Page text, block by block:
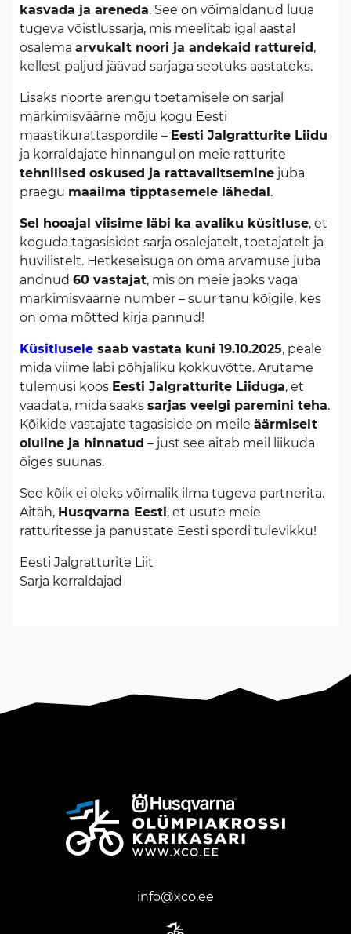
kasvada ja areneda. See on võimaldanud luua
tugeva võistlussarja, mis meelitab igal aastal
osalema arvukalt noori ja andekaid rattureid ,
kellest paljud jäävad sarjaga seotuks aastateks.
Lisaks noorte arengu toetamisele on sarjal
märkimisväärne mõju kogu Eesti
maastikurattaspordile – Eesti Jalgratturite Liidu
ja korraldajate hinnangul on meie ratturite
tehnilised oskused ja rattavalitsemine juba
praegu maailma tipptasemele lähedal .
Sel hooajal viisime läbi ka avaliku küsitluse, et
koguda tagasisidet sarja osalejatelt, toetajatelt ja
huvilistelt. Hetkeseisuga on oma arvamuse juba
andnud 60 vastajat, mis on meie jaoks väga
märkimisväärne number – suur tänu kõigile, kes
on oma mõtted kirja pannud!
Küsitlusele saab vastata kuni 19.10.2025, peale
mida viime läbi põhjaliku kokkuvõtte. Arutame
tulemusi koos Eesti Jalgratturite Liiduga, et
vaadata, mida saaks sarjas veelgi paremini teha.
Kõikide vastajate tagasiside on meile äärmiselt
oluline ja hinnatud – just see aitab meil liikuda
õiges suunas.
See kõik ei oleks võimalik ilma tugeva partnerita.
Aitäh, Husqvarna Eesti, et usute meie
ratturitesse ja panustate Eesti spordi tulevikku!
Eesti Jalgratturite Liit
Sarja korraldajad
info@xco.ee